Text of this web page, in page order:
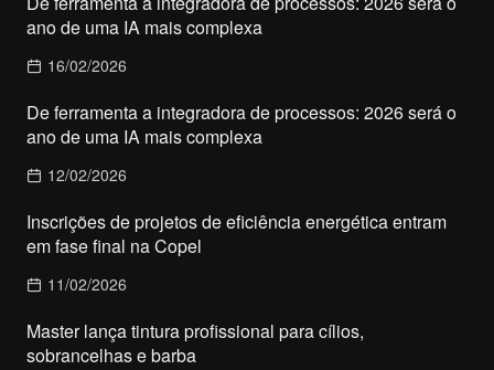
ano de uma IA mais complexa
16/02/2026
De ferramenta a integradora de processos: 2026 será o
ano de uma IA mais complexa
12/02/2026
Inscrições de projetos de eficiência energética entram
em fase final na Copel
11/02/2026
Master lança tintura profissional para cílios,
sobrancelhas e barba